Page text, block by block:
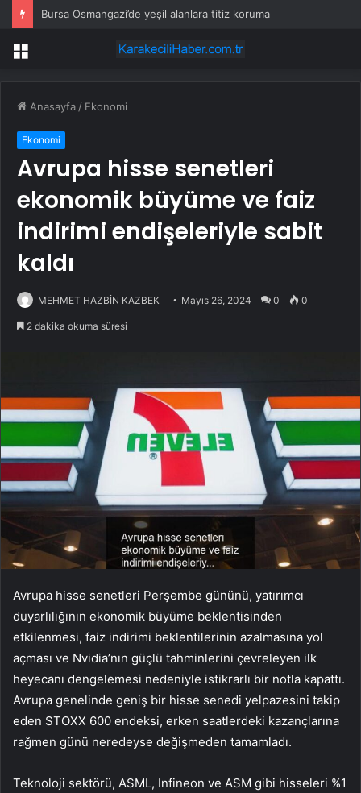
Bursa Osmangazi’de yeşil alanlara titiz koruma
Menü
Anasayfa / Ekonomi
Ekonomi
Avrupa hisse senetleri
ekonomik büyüme ve faiz
indirimi endişeleriyle sabit
kaldı
MEHMET HAZBİN KAZBEK Mayıs 26, 2024 0 0
2 dakika okuma süresi
Avrupa hisse senetleri Perşembe gününü, yatırımcı
duyarlılığının ekonomik büyüme beklentisinden
etkilenmesi, faiz indirimi beklentilerinin azalmasına yol
açması ve Nvidia’nın güçlü tahminlerini çevreleyen ilk
heyecanı dengelemesi nedeniyle istikrarlı bir notla kapattı.
Avrupa genelinde geniş bir hisse senedi yelpazesini takip
eden STOXX 600 endeksi, erken saatlerdeki kazançlarına
rağmen günü neredeyse değişmeden tamamladı.
Teknoloji sektörü, ASML, Infineon ve ASM gibi hisseleri %1